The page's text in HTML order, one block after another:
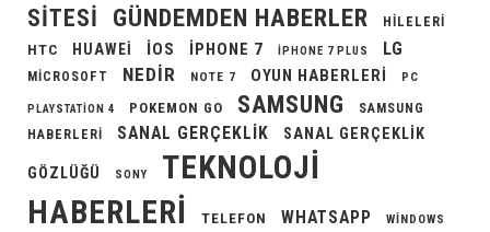
SITESI GÜNDEMDEN HABERLER
HILELERI
HTC
HUAWEI IOS IPHONE 7 IPHONE 7 PLUS LG
MICROSOFT NEDIR NOTE 7 OYUN HABERLERI PC
PLAYSTATION 4 POKEMON GO SAMSUNG
SAMSUNG
HABERLERI
SANAL GERÇEKLIK SANAL GERÇEKLIK
GÖZLÜĞÜ SONY
TEKNOLOJI
HABERLERI
TELEFON WHATSAPP WINDOWS